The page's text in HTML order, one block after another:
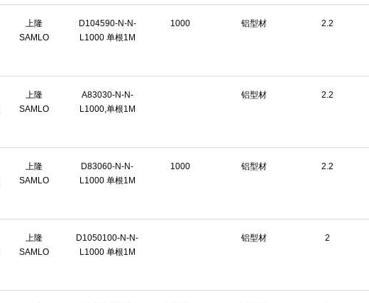
上隆
SAMLO
D104590-N-N-
L1000 单根1M
1000 铝型材 2.2
上隆
SAMLO
A83030-N-N-
L1000,单根1M
铝型材 2.2
上隆
SAMLO
D83060-N-N-
L1000 单根1M
1000 铝型材 2.2
上隆
SAMLO
D1050100-N-N-
L1000 单根1M
铝型材 2